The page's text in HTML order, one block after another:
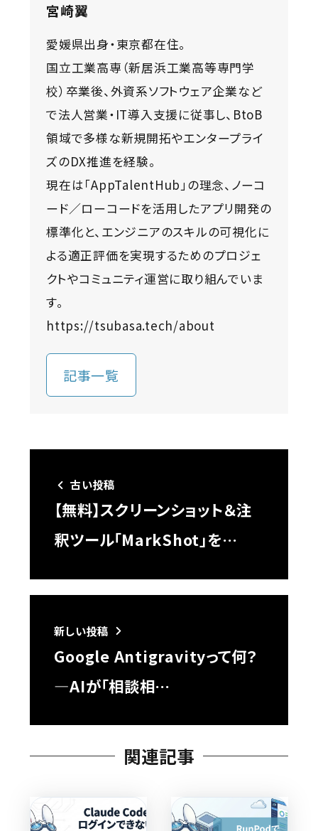
宮崎翼
愛媛県出身・東京都在住。
国立工業高専（新居浜工業高等専門学
校）卒業後、外資系ソフトウェア企業など
で法人営業・IT導入支援に従事し、BtoB
領域で多様な新規開拓やエンタープライ
ズのDX推進を経験。
現在は「AppTalentHub」の理念、ノーコ
ード／ローコードを活用したアプリ開発の
標準化と、エンジニアのスキルの可視化に
よる適正評価を実現するためのプロジェ
クトやコミュニティ運営に取り組んでいま
す。
https://tsubasa.tech/about
記事一覧
古い投稿
【無料】スクリーンショット＆注
釈ツール「MarkShot」を…
新しい投稿
Google Antigravityって何？
―AIが「相談相…
関連記事